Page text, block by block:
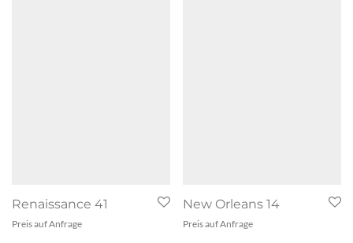
Renaissance 41
Preis auf Anfrage
New Orleans 14
Preis auf Anfrage